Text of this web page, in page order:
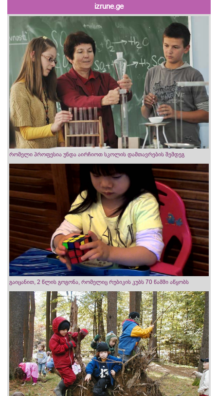
izrune.ge
რომელი პროფესია უნდა აირჩიოთ სკოლის დამთავრების შემდეგ
გაიცანით, 2 წლის გოგონა, რომელიც რუბიკის კუბს 70 წამში აწყობს